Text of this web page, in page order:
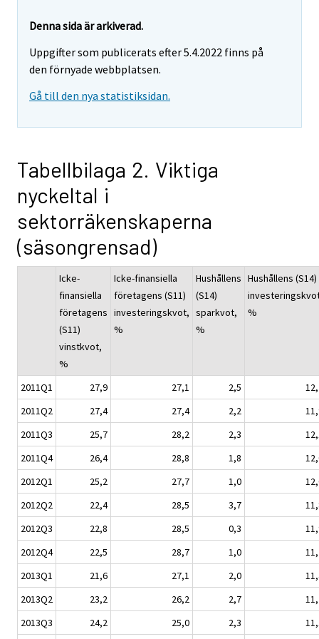
Denna sida är arkiverad.
Uppgifter som publicerats efter 5.4.2022 finns på
den förnyade webbplatsen.
Gå till den nya statistiksidan.
Tabellbilaga 2. Viktiga
nyckeltal i
sektorräkenskaperna
(säsongrensad)
Icke-
finansiella
företagens
(S11)
vinstkvot,
%
Icke-finansiella
företagens (S11)
investeringskvot,
%
Hushållens
(S14)
sparkvot,
%
Hushållens (S14)
%
2011Q1 27,9 27,1 2,5
2011Q2
27,4 27,4 2,2
2011Q3
25,7 28,2 2,3
2011Q4
26,4 28,8 1,8
2012Q1
25,2 27,7 1,0
2012Q2
22,4 28,5 3,7
2012Q3
22,8 28,5 0,3
2012Q4
22,5 28,7 1,0
2013Q1
21,6 27,1 2,0
2013Q2
23,2 26,2 2,7
2013Q3
24,2 25,0 2,3